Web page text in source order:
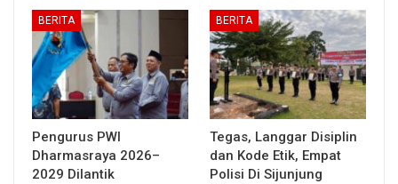
BERITA
Pengurus PWI
Dharmasraya 2026–
2029 Dilantik
BERITA
Tegas, Langgar Disiplin
dan Kode Etik, Empat
Polisi Di Sijunjung